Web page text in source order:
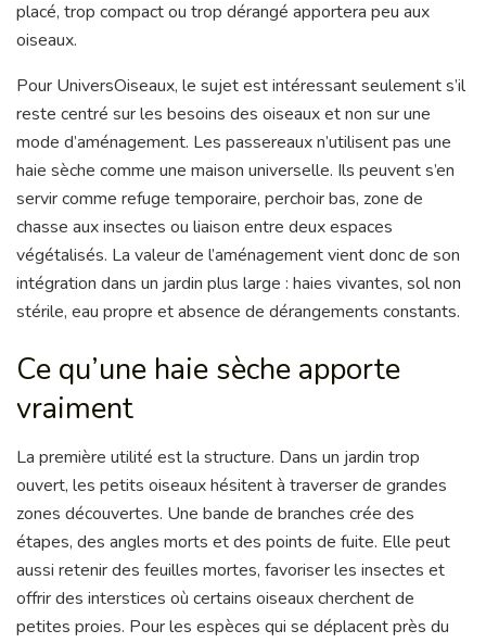
placé, trop compact ou trop dérangé apportera peu aux
oiseaux.
Pour UniversOiseaux, le sujet est intéressant seulement s’il
reste centré sur les besoins des oiseaux et non sur une
mode d’aménagement. Les passereaux n’utilisent pas une
haie sèche comme une maison universelle. Ils peuvent s’en
servir comme refuge temporaire, perchoir bas, zone de
chasse aux insectes ou liaison entre deux espaces
végétalisés. La valeur de l’aménagement vient donc de son
intégration dans un jardin plus large : haies vivantes, sol non
stérile, eau propre et absence de dérangements constants.
Ce qu’une haie sèche apporte
vraiment
La première utilité est la structure. Dans un jardin trop
ouvert, les petits oiseaux hésitent à traverser de grandes
zones découvertes. Une bande de branches crée des
étapes, des angles morts et des points de fuite. Elle peut
aussi retenir des feuilles mortes, favoriser les insectes et
offrir des interstices où certains oiseaux cherchent de
petites proies. Pour les espèces qui se déplacent près du